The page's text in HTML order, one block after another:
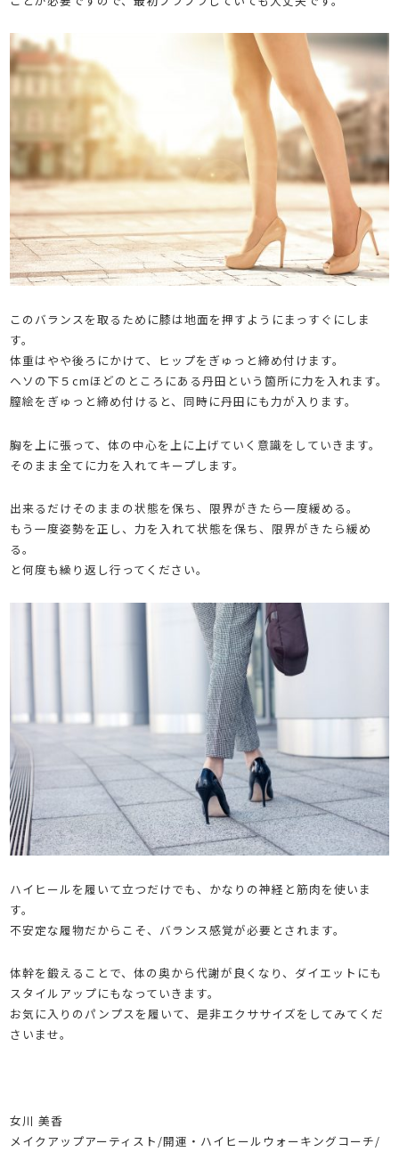
このバランスを取るために膝は地面を押すようにまっすぐにしま
す。
体重はやや後ろにかけて、ヒップをぎゅっと締め付けます。
ヘソの下５cmほどのところにある丹田という箇所に力を入れます。
膣絵をぎゅっと締め付けると、同時に丹田にも力が入ります。
胸を上に張って、体の中心を上に上げていく意識をしていきます。
そのまま全てに力を入れてキープします。
出来るだけそのままの状態を保ち、限界がきたら一度緩める。
もう一度姿勢を正し、力を入れて状態を保ち、限界がきたら緩め
る。
と何度も繰り返し行ってください。
ハイヒールを履いて立つだけでも、かなりの神経と筋肉を使いま
す。
不安定な履物だからこそ、バランス感覚が必要とされます。
体幹を鍛えることで、体の奥から代謝が良くなり、ダイエットにも
スタイルアップにもなっていきます。
お気に入りのパンプスを履いて、是非エクササイズをしてみてくだ
さいませ。
女川 美香
メイクアップアーティスト/開運・ハイヒールウォーキングコーチ/